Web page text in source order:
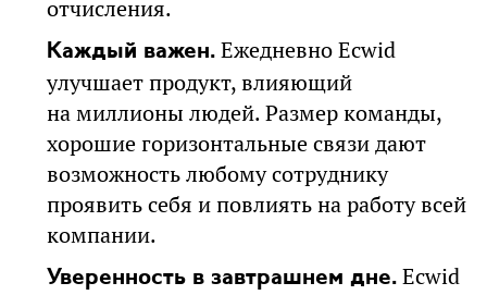
отчисления.
Каждый важен. Ежедневно Ecwid
улучшает продукт, влияющий
на миллионы людей. Размер команды,
хорошие горизонтальные связи дают
возможность любому сотруднику
проявить себя и повлиять на работу всей
компании.
Уверенность в завтрашнем дне. Ecwid